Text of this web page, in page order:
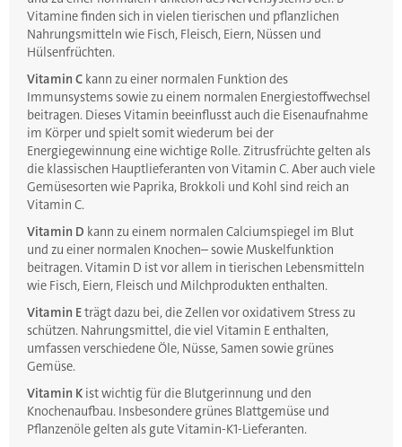
Vitamine finden sich in vielen tierischen und pflanzlichen
Nahrungsmitteln wie Fisch, Fleisch, Eiern, Nüssen und
Hülsenfrüchten.
Vitamin C kann zu einer normalen Funktion des
Immunsystems sowie zu einem normalen Energiestoffwechsel
beitragen. Dieses Vitamin beeinflusst auch die Eisenaufnahme
im Körper und spielt somit wiederum bei der
Energiegewinnung eine wichtige Rolle. Zitrusfrüchte gelten als
die klassischen Hauptlieferanten von Vitamin C. Aber auch viele
Gemüsesorten wie Paprika, Brokkoli und Kohl sind reich an
Vitamin C.
Vitamin D kann zu einem normalen Calciumspiegel im Blut
und zu einer normalen Knochen– sowie Muskelfunktion
beitragen. Vitamin D ist vor allem in tierischen Lebensmitteln
wie Fisch, Eiern, Fleisch und Milchprodukten enthalten.
Vitamin Eträgt dazu bei, die Zellen vor oxidativem Stress zu
schützen. Nahrungsmittel, die viel Vitamin E enthalten,
umfassen verschiedene Öle, Nüsse, Samen sowie grünes
Gemüse.
Vitamin K ist wichtig für die Blutgerinnung und den
Knochenaufbau. Insbesondere grünes Blattgemüse und
Pflanzenöle gelten als gute Vitamin-K1-Lieferanten.